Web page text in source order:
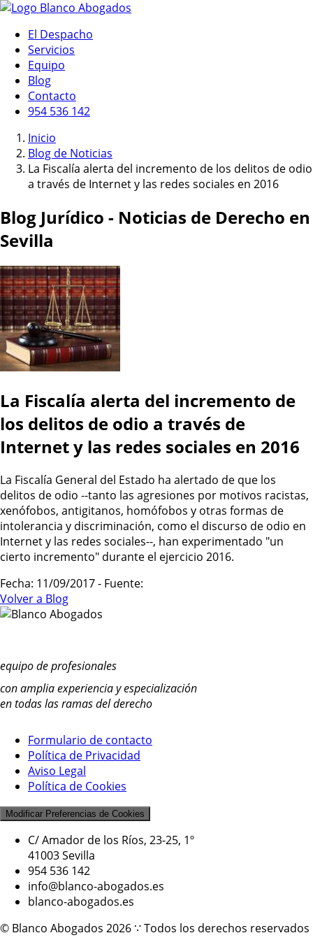
El Despacho
Servicios
Equipo
Blog
Contacto
954 536 142
Inicio
Blog de Noticias
La Fiscalía alerta del incremento de los delitos de odio
a través de Internet y las redes sociales en 2016
Blog Jurídico - Noticias de Derecho en
Sevilla
La Fiscalía alerta del incremento de
los delitos de odio a través de
Internet y las redes sociales en 2016
La Fiscalía General del Estado ha alertado de que los
delitos de odio --tanto las agresiones por motivos racistas,
xenófobos, antigitanos, homófobos y otras formas de
intolerancia y discriminación, como el discurso de odio en
Internet y las redes sociales--, han experimentado "un
cierto incremento" durante el ejercicio 2016.
Fecha: 11/09/2017 - Fuente:
Volver a Blog
equipo de profesionales
con amplia experiencia y especialización
en todas las ramas del derecho
Formulario de contacto
Política de Privacidad
Aviso Legal
Política de Cookies
Modificar Preferencias de Cookies
C/ Amador de los Ríos, 23-25, 1º
41003 Sevilla
954 536 142
info@blanco-abogados.es
blanco-abogados.es
© Blanco Abogados 2026 ∵ Todos los derechos reservados